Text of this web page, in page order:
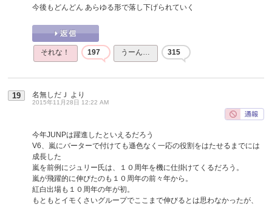
今後もどんどん あらゆる形で落し下げられていく
それな！ 197 うーん… 315
19 名無しだＪ より
2015年11月28日 12:22 AM
今年JUNPは躍進したといえるだろう
V6、嵐にバーターで付けても遜色なく一応の役割をはたせるまでには
成長した
嵐を前例にジュリー氏は、１０周年を機に仕掛けてくるだろう。
嵐が飛躍的に伸びたのも１０周年の前々年から。
紅白出場も１０周年の年が初。
もともとイモくさいグループでここまで伸びるとは思わなかったが、